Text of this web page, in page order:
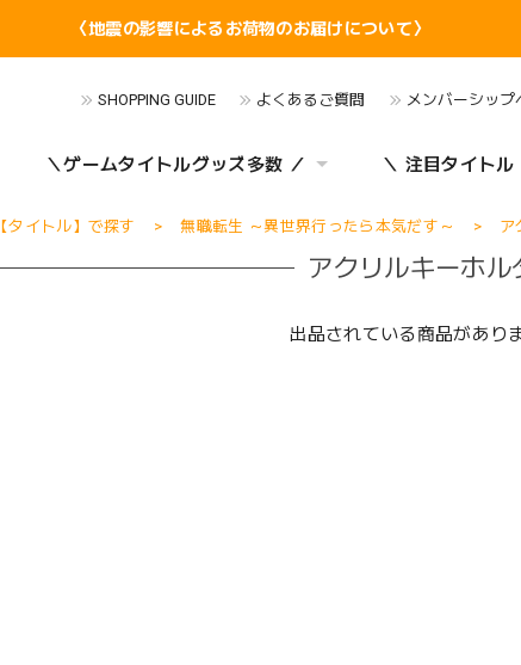
〈地震の影響によるお荷物のお届けについて〉
SHOPPING GUIDE よくあるご質問 メンバーシップ
＼ゲームタイトルグッズ多数 ／ ＼ 注目タイトル
【タイトル】で探す 無職転生 ～異世界行ったら本気だす～ ア
アクリルキーホル
出品されている商品があり